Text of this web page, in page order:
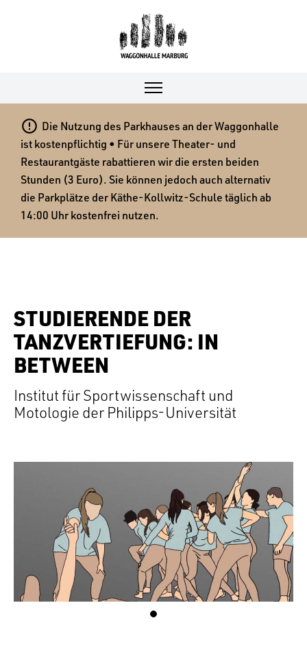
 Die Nutzung des Parkhauses an der Waggonhalle
ist kostenpflichtig • Für unsere Theater- und
Restaurantgäste rabattieren wir die ersten beiden
Stunden (3 Euro). Sie können jedoch auch alternativ
die Parkplätze der Käthe-Kollwitz-Schule täglich ab
14:00 Uhr kostenfrei nutzen.
STUDIERENDE DER
TANZVERTIEFUNG: IN
BETWEEN
Institut für Sportwissenschaft und
Motologie der Philipps-Universität